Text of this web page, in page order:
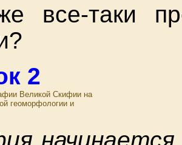
все-таки
2
Великой Скифии на
геоморфологии и